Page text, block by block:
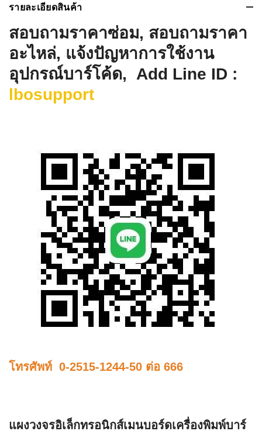
รายละเอียดสินค้า
สอบถามราคาซ่อม, สอบถามราคา
อะไหล่, แจ้งปัญหาการใช้งาน
อุปกรณ์บาร์โค้ด, Add Line ID :
lbosupport
โทรศัพท์ 0-2515-1244-50 ต่อ 666
แผงวงจรอิเล็กทรอนิกส์เมนบอร์ดเครื่องพิมพ์บาร์